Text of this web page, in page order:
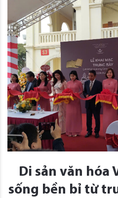
Di sản văn hóa
sống bền bỉ từ